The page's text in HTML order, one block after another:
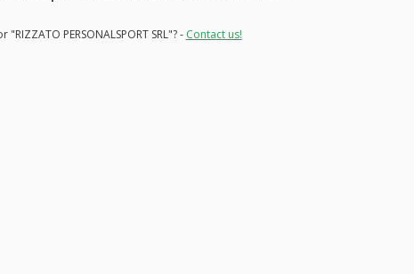
PERSONALSPORT SRL"? - Contact us!